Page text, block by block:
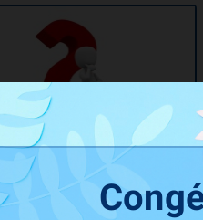
Ne Trouvez Pas Un Produit :
Contactez-Nous